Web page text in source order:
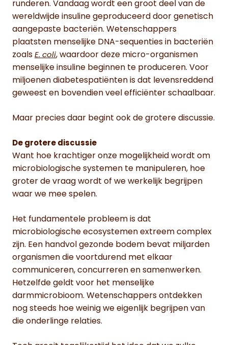
runderen. Vandaag wordt een groot deel van de
wereldwijde insuline geproduceerd door genetisch
aangepaste bacteriën. Wetenschappers
plaatsten menselijke DNA-sequenties in bacteriën
zoals E. coli, waardoor deze micro-organismen
menselijke insuline beginnen te produceren. Voor
miljoenen diabetespatiënten is dat levensreddend
geweest en bovendien veel efficiënter schaalbaar.
Maar precies daar begint ook de grotere discussie.
De grotere discussie
Want hoe krachtiger onze mogelijkheid wordt om
microbiologische systemen te manipuleren, hoe
groter de vraag wordt of we werkelijk begrijpen
waar we mee spelen.
Het fundamentele probleem is dat
microbiologische ecosystemen extreem complex
zijn. Een handvol gezonde bodem bevat miljarden
organismen die voortdurend met elkaar
communiceren, concurreren en samenwerken.
Hetzelfde geldt voor het menselijke
darmmicrobioom. Wetenschappers ontdekken
nog steeds hoe weinig we eigenlijk begrijpen van
die onderlinge relaties.